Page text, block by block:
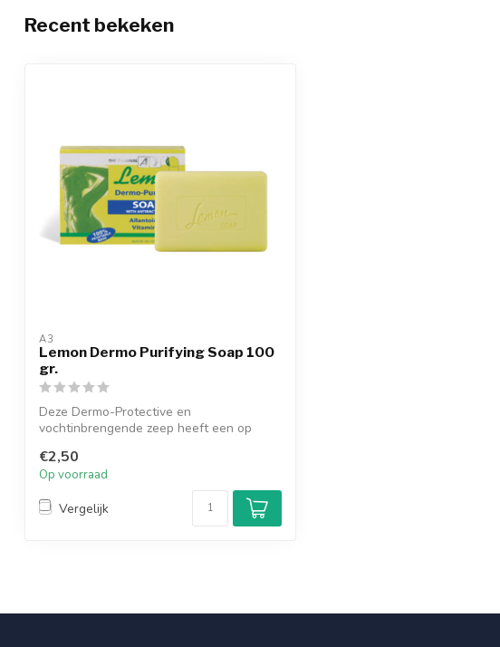
Recent bekeken
A3
Lemon Dermo Purifying Soap 100
gr.
Deze Dermo-Protective en
vochtinbrengende zeep heeft een op
€2,50
Op voorraad
Vergelijk